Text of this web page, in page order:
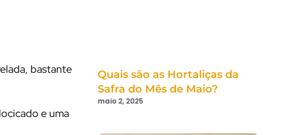
bastante
e uma
Quais são as Hortaliças da
Safra do Mês de Maio?
maio 2, 2025